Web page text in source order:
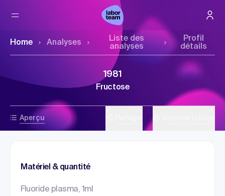
Home Analyses
Liste des
analyses
Profil
détails
Aperçu
1981
Fructose
Matériel & quantité
Fluoride plasma, 1ml